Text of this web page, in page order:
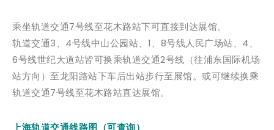
乘坐轨道交通7号线至花木路站下可直接到达展馆。
轨道交通3、4号线中山公园站、1、8号线人民广场站、4、
6号线世纪大道站皆可换乘轨道交通2号线（往浦东国际机场
站方向）至龙阳路站下车后出站步行至展馆。或可继续换乘
轨道交通7号线至花木路站直达展馆。
上海轨道交通线路图（可查询）